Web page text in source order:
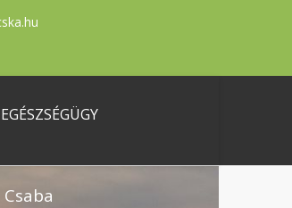
EGÉSZSÉGÜGY